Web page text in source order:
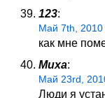
123:
Май 7th, 2010
как мне
Миха:
Май 23rd,
Люди я